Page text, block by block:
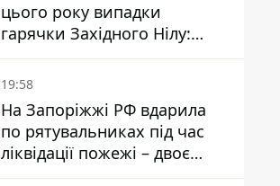
цього року випадки
гарячки Західного Нілу:
двоє людей заразилися
після укусів комарів
19:58
На Запоріжжі РФ вдарила
по рятувальниках під час
ліквідації пожежі – двоє
поранених